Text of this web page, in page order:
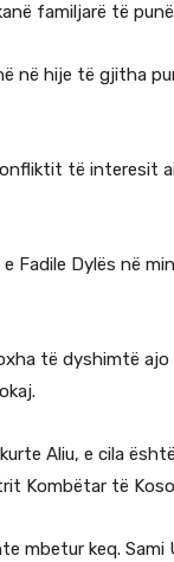
familjarë të
në hije të gjitha
të interesit
Fadile Dylës në
të dyshimtë
Aliu, e cila
Kombëtar të
mbetur keq. Sami